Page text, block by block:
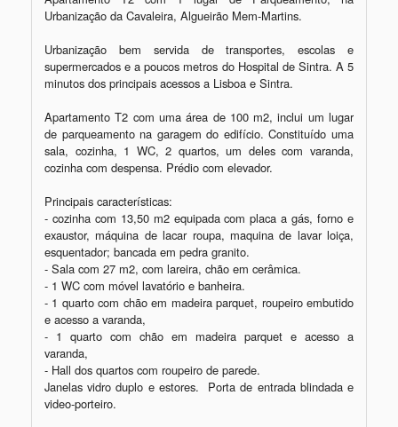
Urbanização da Cavaleira, Algueirão Mem-Martins.
Urbanização bem servida de transportes, escolas e
supermercados e a poucos metros do Hospital de Sintra. A 5
minutos dos principais acessos a Lisboa e Sintra.
Apartamento T2 com uma área de 100 m2, inclui um lugar
de parqueamento na garagem do edifício. Constituído uma
sala, cozinha, 1 WC, 2 quartos, um deles com varanda,
cozinha com despensa. Prédio com elevador.
Principais características:
- cozinha com 13,50 m2 equipada com placa a gás, forno e
exaustor, máquina de lacar roupa, maquina de lavar loiça,
esquentador; bancada em pedra granito.
- Sala com 27 m2, com lareira, chão em cerâmica.
- 1 WC com móvel lavatório e banheira.
- 1 quarto com chão em madeira parquet, roupeiro embutido
e acesso a varanda,
- 1 quarto com chão em madeira parquet e acesso a
varanda,
- Hall dos quartos com roupeiro de parede.
Janelas vidro duplo e estores.  Porta de entrada blindada e
video-porteiro.